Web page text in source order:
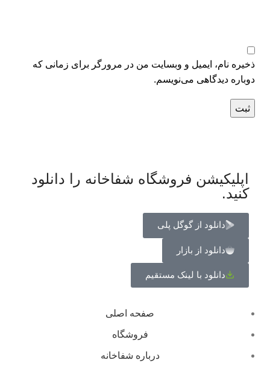
ذخیره نام، ایمیل و وبسایت من در مرورگر برای زمانی که
دوباره دیدگاهی می‌نویسم.
اپلیکیشن فروشگاه شفاخانه را دانلود
کنید.
دانلود از گوگل پلی
دانلود از بازار
دانلود با لینک مستقیم
صفحه اصلی
فروشگاه
درباره شفاخانه